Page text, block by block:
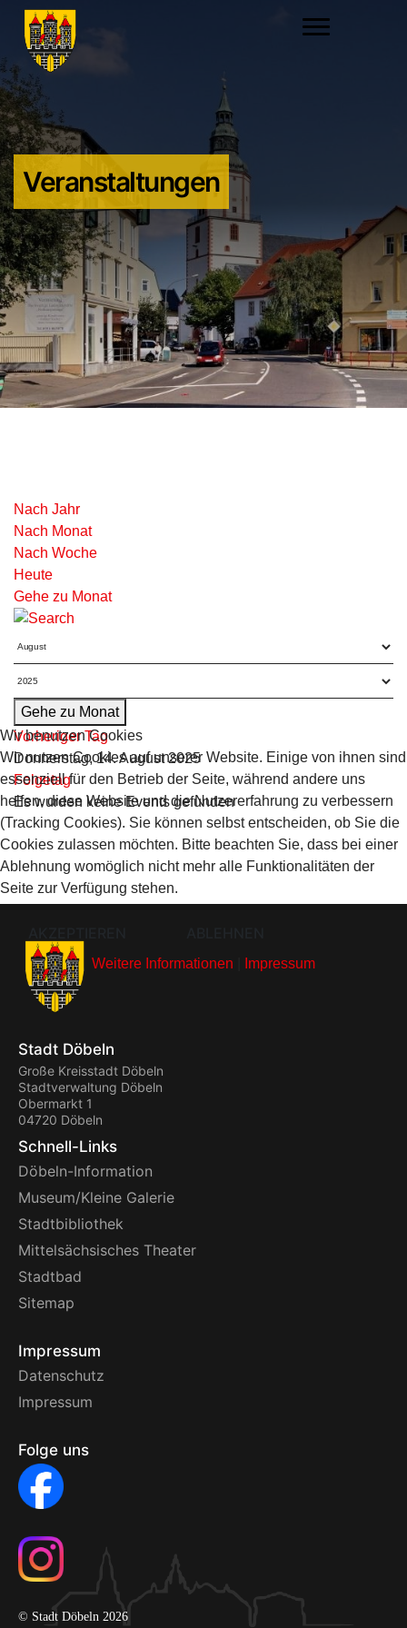
Veranstaltungen
Nach Jahr
Nach Monat
Nach Woche
Heute
Gehe zu Monat
Gehe zu Monat
Vorheriger Tag
Donnerstag, 14. August 2025
Folgetag
Es wurden keine Events gefunden
Stadt Döbeln
Große Kreisstadt Döbeln
Stadtverwaltung Döbeln
Obermarkt 1
04720 Döbeln
Schnell-Links
Döbeln-Information
Museum/Kleine Galerie
Stadtbibliothek
Mittelsächsisches Theater
Stadtbad
Sitemap
Impressum
Datenschutz
Impressum
Folge uns
© Stadt Döbeln 2026
Wir benutzen Cookies
Wir nutzen Cookies auf unserer Website. Einige von ihnen sind
essenziell für den Betrieb der Seite, während andere uns
helfen, diese Website und die Nutzererfahrung zu verbessern
(Tracking Cookies). Sie können selbst entscheiden, ob Sie die
Cookies zulassen möchten. Bitte beachten Sie, dass bei einer
Ablehnung womöglich nicht mehr alle Funktionalitäten der
Seite zur Verfügung stehen.
Weitere Informationen Impressum